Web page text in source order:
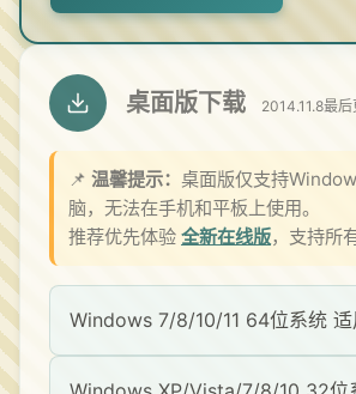
桌面版下载 2014.11.8最
📌 温馨提示： 桌面版仅支持
脑，无法在手机和平板上使用。
推荐优先体验 全新在线版，支持所
Windows 7/8/10/11 64位系统 适